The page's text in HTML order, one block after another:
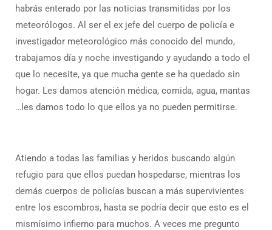
habrás enterado por las noticias transmitidas por los
meteorólogos. Al ser el ex jefe del cuerpo de policía e
investigador meteorológico más conocido del mundo,
trabajamos día y noche investigando y ayudando a todo el
que lo necesite, ya que mucha gente se ha quedado sin
hogar. Les damos atención médica, comida, agua, mantas
…les damos todo lo que ellos ya no pueden permitirse.
Atiendo a todas las familias y heridos buscando algún
refugio para que ellos puedan hospedarse, mientras los
demás cuerpos de policías buscan a más supervivientes
entre los escombros, hasta se podría decir que esto es el
mismísimo infierno para muchos. A veces me pregunto